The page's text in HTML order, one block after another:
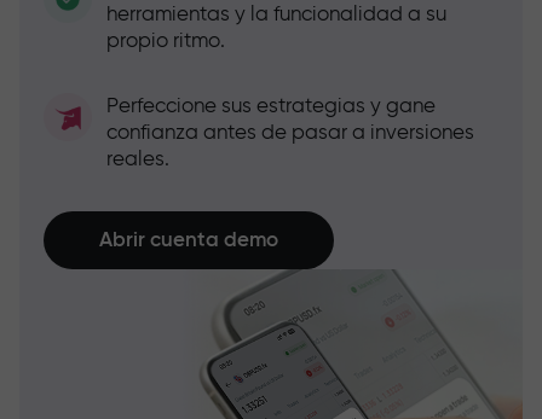
herramientas y la funcionalidad a su
propio ritmo.
Perfeccione sus estrategias y gane
confianza antes de pasar a inversiones
reales.
Abrir cuenta demo